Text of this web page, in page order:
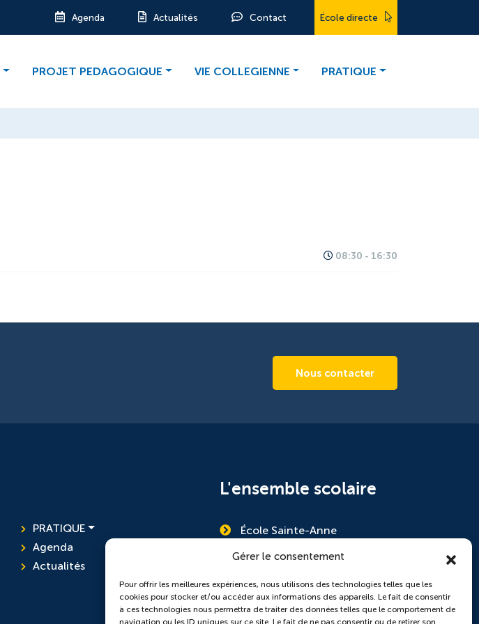
Gérer le consentement
Pour offrir les meilleures expériences, nous utilisons des technologies telles que les
cookies pour stocker et/ou accéder aux informations des appareils. Le fait de consentir
à ces technologies nous permettra de traiter des données telles que le comportement de
navigation ou les ID uniques sur ce site. Le fait de ne pas consentir ou de retirer son
Agenda Actualités Contact École directe
PROJET PEDAGOGIQUE VIE COLLEGIENNE PRATIQUE
08:30 - 16:30
Nous contacter
PRATIQUE
Agenda
Actualités
L'ensemble scolaire
École Sainte-Anne